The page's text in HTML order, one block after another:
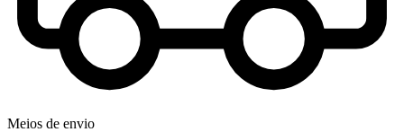
Meios de envio